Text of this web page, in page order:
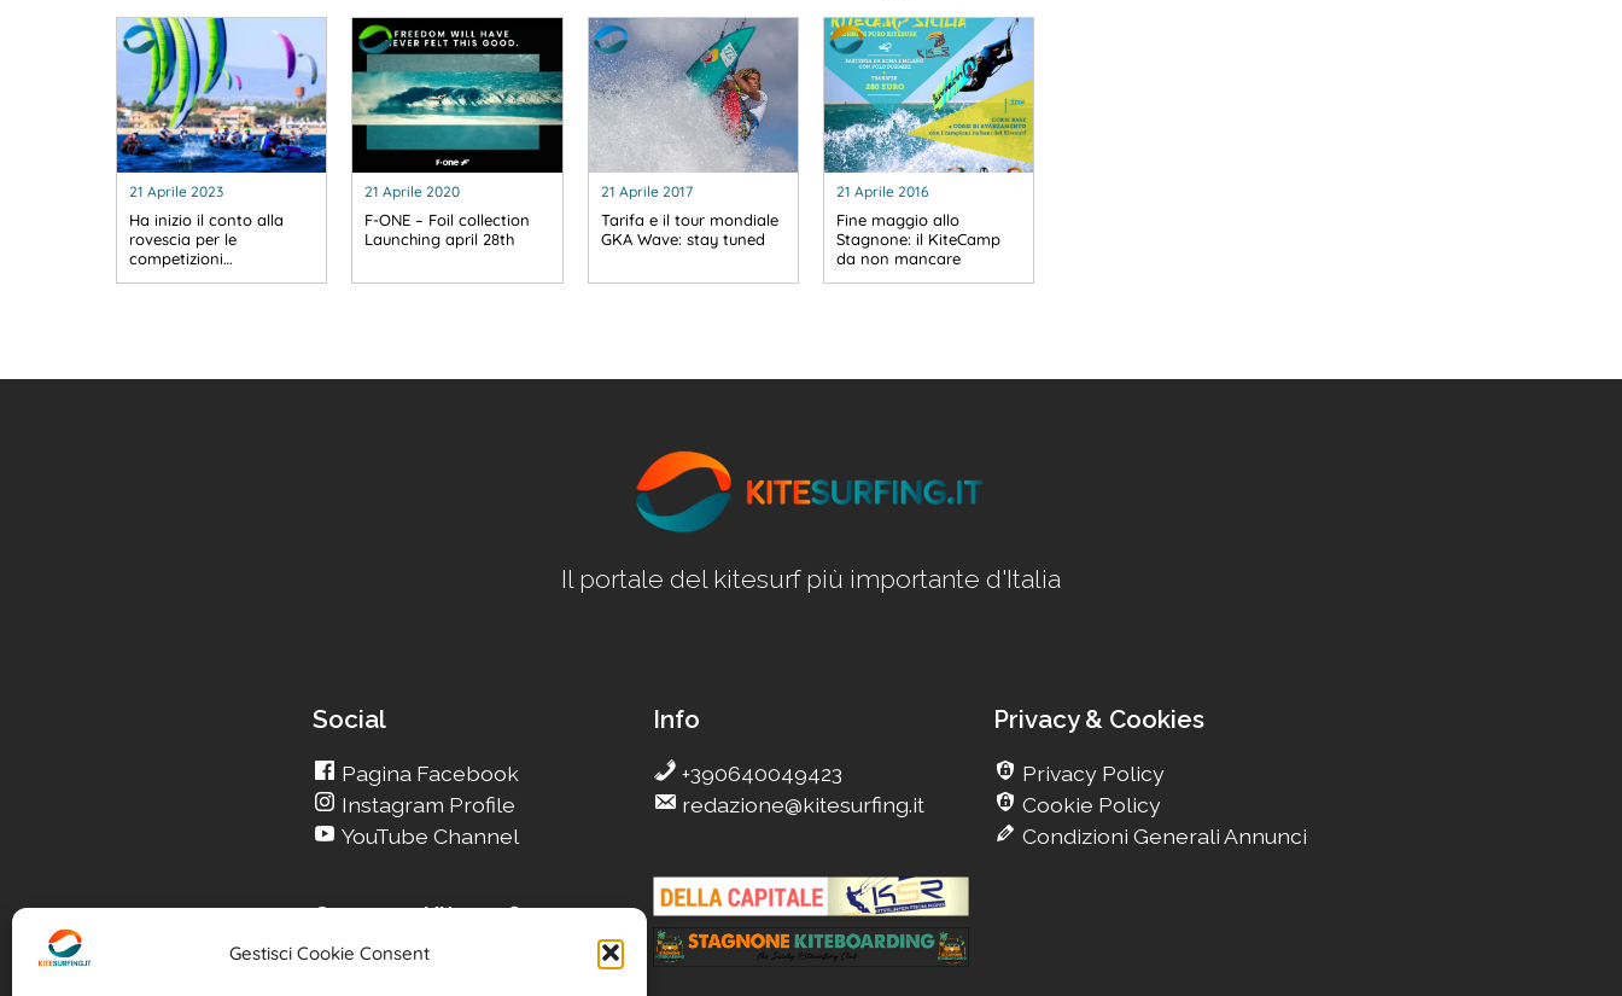
Gestisci Cookie Consent
21 Aprile 2023
Ha inizio il conto alla
rovescia per le
competizioni…
21 Aprile 2020
F-ONE – Foil collection
Launching april 28th
21 Aprile 2017
Tarifa e il tour mondiale
GKA Wave: stay tuned
21 Aprile 2016
Fine maggio allo
Stagnone: il KiteCamp
da non mancare
Il portale del kitesurf più importante d'Italia
Social
Pagina Facebook
Instagram Profile
YouTube Channel
Info
+390640049423
redazione@kitesurfing.it
Privacy & Cookies
Privacy Policy
Cookie Policy
Condizioni Generali Annunci
Cerca su Kitesurfing
Cerca un nuovo KiteCamp